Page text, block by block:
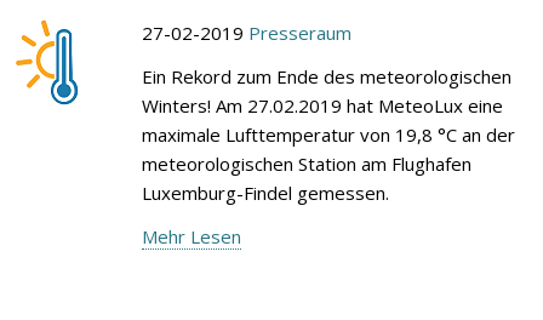
27-02-2019 Presseraum
Ein Rekord zum Ende des meteorologischen
Winters! Am 27.02.2019 hat MeteoLux eine
maximale Lufttemperatur von 19,8 °C an der
meteorologischen Station am Flughafen
Luxemburg-Findel gemessen.
Mehr Lesen